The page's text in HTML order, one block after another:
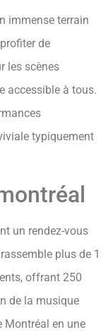
immense terrain
de
les scènes
accessible à tous.
typiquement
un rendez-vous
plus de 1
offrant 250
de la musique
Montréal en une